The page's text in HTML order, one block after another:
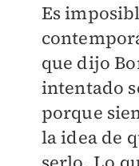
Es
que dijo
intentado
porque
la idea de